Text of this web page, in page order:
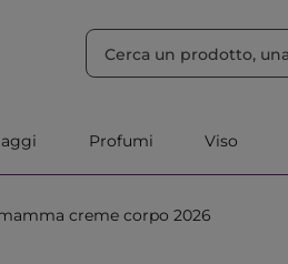
Profumi Viso
creme corpo 2026